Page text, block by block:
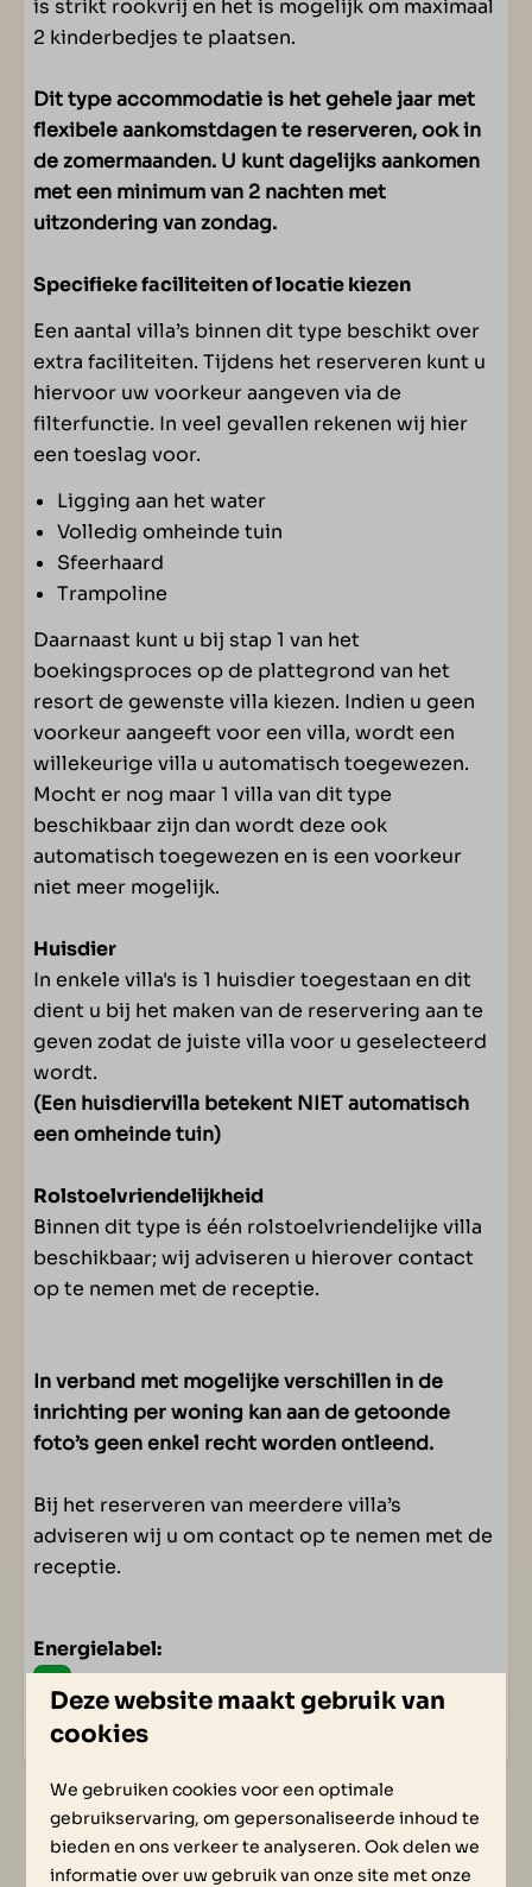
is strikt rookvrij en het is mogelijk om maximaal
2 kinderbedjes te plaatsen.
Dit type accommodatie is het gehele jaar met
flexibele aankomstdagen te reserveren, ook in
de zomermaanden. U kunt dagelijks aankomen
met een minimum van 2 nachten met
uitzondering van zondag.
Specifieke faciliteiten of locatie kiezen
Een aantal villa’s binnen dit type beschikt over
extra faciliteiten. Tijdens het reserveren kunt u
hiervoor uw voorkeur aangeven via de
filterfunctie. In veel gevallen rekenen wij hier
een toeslag voor.
Ligging aan het water
Volledig omheinde tuin
Sfeerhaard
Trampoline
Daarnaast kunt u bij stap 1 van het
boekingsproces op de plattegrond van het
resort de gewenste villa kiezen. Indien u geen
voorkeur aangeeft voor een villa, wordt een
willekeurige villa u automatisch toegewezen.
Mocht er nog maar 1 villa van dit type
beschikbaar zijn dan wordt deze ook
automatisch toegewezen en is een voorkeur
niet meer mogelijk.
Huisdier
In enkele villa's is 1 huisdier toegestaan en dit
dient u bij het maken van de reservering aan te
geven zodat de juiste villa voor u geselecteerd
wordt.
(Een huisdiervilla betekent NIET automatisch
een omheinde tuin)
Rolstoelvriendelijkheid
Binnen dit type is één rolstoelvriendelijke villa
beschikbaar; wij adviseren u hierover contact
op te nemen met de receptie.
In verband met mogelijke verschillen in de
inrichting per woning kan aan de getoonde
foto’s geen enkel recht worden ontleend.
Bij het reserveren van meerdere villa’s
adviseren wij u om contact op te nemen met de
receptie.
Energielabel:
Sauna / bruisbad / sunshower
3 Badkamers
Ruime tuin met open terras
Deze website maakt gebruik van
cookies
We gebruiken cookies voor een optimale
gebruikservaring, om gepersonaliseerde inhoud te
bieden en ons verkeer te analyseren. Ook delen we
informatie over uw gebruik van onze site met onze